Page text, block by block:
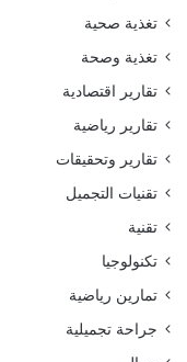
تغذية صحية
تغذية وصحة
تقارير اقتصادية
تقارير رياضية
تقارير وتحقيقات
تقنيات التجميل
تقنية
تكنولوجيا
تمارين رياضية
جراحة تجميلية